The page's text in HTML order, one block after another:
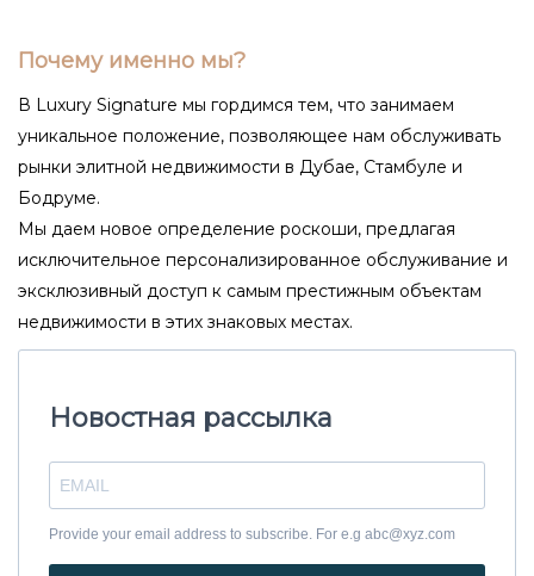
Почему именно мы?
В Luxury Signature мы гордимся тем, что занимаем
уникальное положение, позволяющее нам обслуживать
рынки элитной недвижимости в Дубае, Стамбуле и
Бодруме.
Мы даем новое определение роскоши, предлагая
исключительное персонализированное обслуживание и
эксклюзивный доступ к самым престижным объектам
недвижимости в этих знаковых местах.
Новостная рассылка
Provide your email address to subscribe. For e.g abc@xyz.com